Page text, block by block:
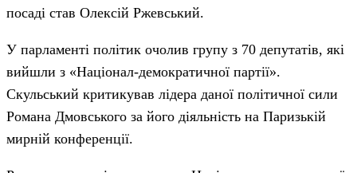
посаді став Олексій Ржевський.
У парламенті політик очолив групу з 70 депутатів, які
вийшли з «Націонал-демократичної партії».
Скульський критикував лідера даної політичної сили
Романа Дмовського за його діяльність на Паризькій
мирній конференції.